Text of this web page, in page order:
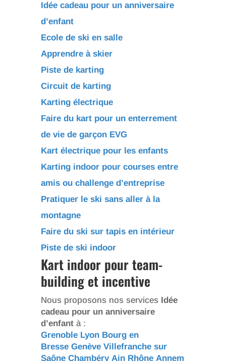
Idée cadeau pour un anniversaire
d’enfant
Ecole de ski en salle
Apprendre à skier
Piste de karting
Circuit de karting
Karting électrique
Faire du kart pour un enterrement
de vie de garçon EVG
Kart électrique pour les enfants
Karting indoor pour courses entre
amis ou challenge d’entreprise
Pratiquer le ski sans aller à la
montagne
Faire du ski sur tapis en intérieur
Piste de ski indoor
Kart indoor pour team-
building et incentive
Nous proposons nos services Idée
cadeau pour un anniversaire
d’enfantà :
Grenoble Lyon Bourg en
Bresse Genève Villefranche sur
Saône Chambéry Ain Rhône Annem